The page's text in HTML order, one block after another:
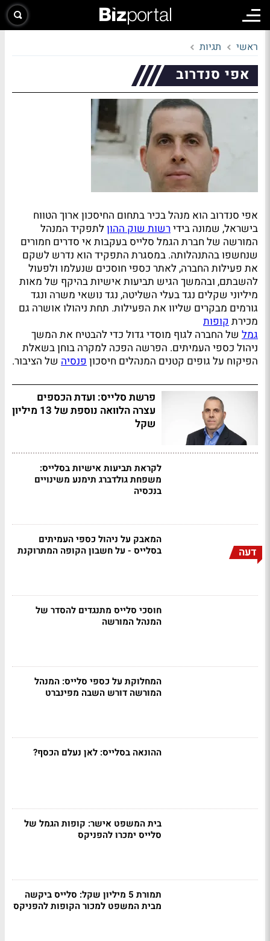
ראשי תגיות
אפי סנדרוב
אפי סנדרוב הוא מנהל בכיר בתחום החיסכון ארוך הטווח
בישראל, שמונה בידירשות שוק ההוןלתפקיד המנהל
המורשה של חברת הגמל סלייס בעקבות אי סדרים חמורים
שנחשפו בהתנהלותה. במסגרת התפקיד הוא נדרש לשקם
את פעילות החברה, לאתר כספי חוסכים שנעלמו ולפעול
להשבתם, ובהמשך הגיש תביעות אישיות בהיקף של מאות
מיליוני שקלים נגד בעלי השליטה, נגד נושאי משרה ונגד
גורמים מבקרים שליוו את הפעילות. תחת ניהולו אושרה גם
מכירתקופות
גמל של החברה לגוף מוסדי גדול כדי להבטיח את המשך
ניהול כספי העמיתים. הפרשה הפכה למקרה בוחן בשאלת
הפיקוח על גופים קטנים המנהלים חיסכוןפנסיה של הציבור.
פרשת סלייס: ועדת הכספים
עצרה הלוואה נוספת של 13 מיליון
שקל
לקראת תביעות אישיות בסלייס:
משפחת גולדברג תימנע משינויים
בנכסיה
דעה
המאבק על ניהול כספי העמיתים
בסלייס - על חשבון הקופה המתרוקנת
חוסכי סלייס מתנגדים להסדר של
המנהל המורשה
המחלוקת על כספי סלייס: המנהל
המורשה דורש השבה מפינברט
ההונאה בסלייס: לאן נעלם הכסף?
בית המשפט אישר: קופות הגמל של
סלייס ימכרו להפניקס
תמורת 5 מיליון שקל: סלייס ביקשה
מבית המשפט למכור הקופות להפניקס